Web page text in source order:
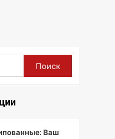
Поиск
Ваш